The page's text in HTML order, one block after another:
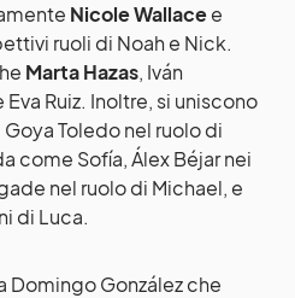
Nicole Wallacee
ruoli di Noah e Nick.
Marta Hazas, Iván
Ruiz. Inoltre, si uniscono
Toledo nel ruolo di
come Sofía, Álex Béjar nei
nel ruolo di Michael, e
di Luca.
González che